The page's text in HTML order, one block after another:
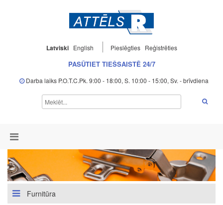
Latviski English Pieslēgties Reģistrēties
PASŪTIET TIEŠSAISTĒ 24/7
Darba laiks P.O.T.C.Pk. 9:00 - 18:00, S. 10:00 - 15:00, Sv. - brīvdiena
Furnitūra